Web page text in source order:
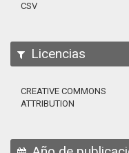
CSV
Licencias
CREATIVE COMMONS
ATTRIBUTION